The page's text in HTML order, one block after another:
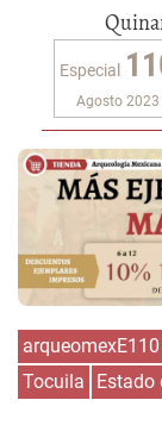
Especial
Agosto 2023
arqueomexE110
Tocuila
Estado